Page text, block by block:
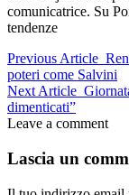
comunicatrice. Su
tendenze
Previous Article
poteri come Salvini
Next Article
dimenticati”
Leave a comment
Lascia un